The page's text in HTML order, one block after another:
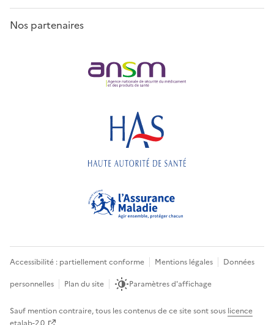
Nos partenaires
Accessibilité : partiellement conforme Mentions légales
Données
personnelles
Plan du site Paramètres d'affichage
Sauf mention contraire, tous les contenus de ce site sont sous licence